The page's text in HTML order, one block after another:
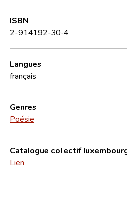
ISBN
2-914192-30-4
Langues
français
Genres
Poésie
Catalogue collectif
Lien